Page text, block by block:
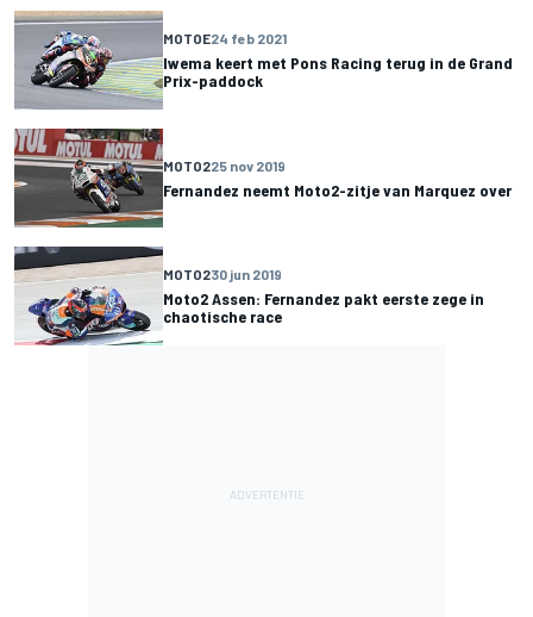
MOTOE24 feb 2021
Iwema keert met Pons Racing terug in de Grand
Prix-paddock
MOTO225 nov 2019
Fernandez neemt Moto2-zitje van Marquez over
MOTO230 jun 2019
Moto2 Assen: Fernandez pakt eerste zege in
chaotische race